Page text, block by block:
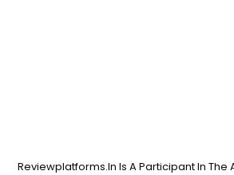
Reviewplatforms.In Is A Participant In The